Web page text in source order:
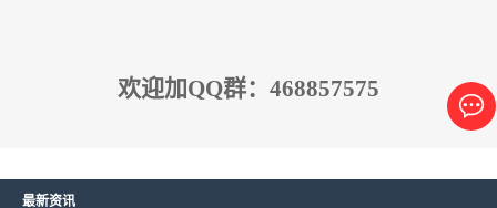
欢迎加QQ群：468857575
最新资讯